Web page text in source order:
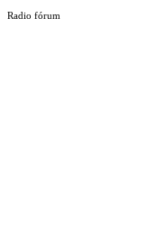
Radio fórum